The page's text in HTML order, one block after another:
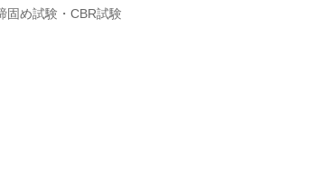
固め試験・CBR試験